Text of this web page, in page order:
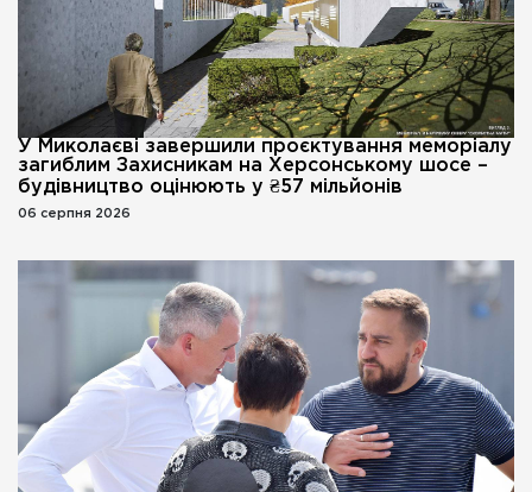
У Миколаєві завершили проєктування меморіалу
загиблим Захисникам на Херсонському шосе –
будівництво оцінюють у ₴57 мільйонів
06 серпня 2026